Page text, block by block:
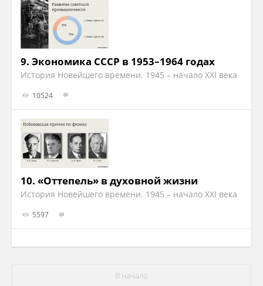
9. Экономика СССР в 1953–1964 годах
История Новейшего времени. 1945 – начало XXI века
10524
10. «Оттепель» в духовной жизни
История Новейшего времени. 1945 – начало XXI века
5597
В начало